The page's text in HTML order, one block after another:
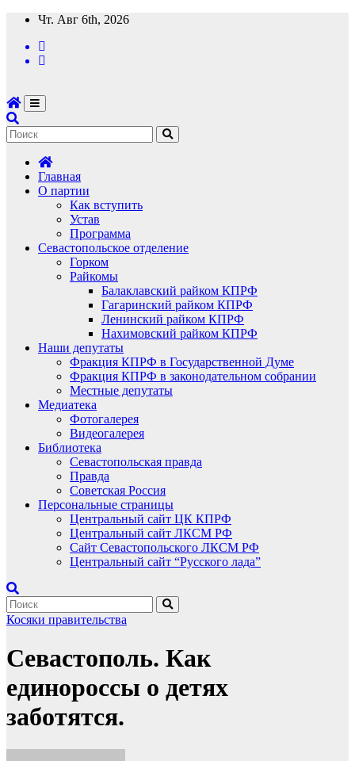
Перейти
содержимому
Чт. Авг 6th, 2026
Главная
О партии
Как вступить
Устав
Программа
Севастопольское отделение
Горком
Райкомы
Балаклавский райком КПРФ
Гагаринский райком КПРФ
Ленинский райком КПРФ
Нахимовский райком КПРФ
Наши депутаты
Фракция КПРФ в Государственной Думе
Фракция КПРФ в законодательном собрании
Местные депутаты
Медиатека
Фотогалерея
Видеогалерея
Библиотека
Севастопольская правда
Правда
Советская Россия
Персональные страницы
Центральный сайт ЦК КПРФ
Центральный сайт ЛКСМ РФ
Сайт Севастопольского ЛКСМ РФ
Центральный сайт “Русского лада”
Косяки правительства
Севастополь. Как
единороссы о детях
заботятся.